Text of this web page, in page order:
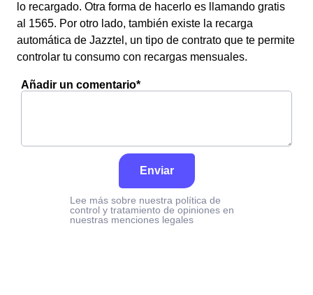
lo recargado. Otra forma de hacerlo es llamando gratis
al 1565. Por otro lado, también existe la recarga
automática de Jazztel, un tipo de contrato que te permite
controlar tu consumo con recargas mensuales.
Añadir un comentario*
Enviar
Lee más sobre nuestra política de
control y tratamiento de opiniones en
nuestras menciones legales